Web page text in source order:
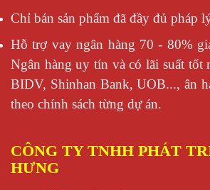
Chỉ bán sản phẩm đã đầy đủ pháp
Hỗ trợ vay ngân hàng 70 - 80%
Ngân hàng uy tín và có lãi suất tốt
BIDV, Shinhan Bank, UOB..., ân
theo chính sách từng dự án.
CÔNG TY TNHH PHÁT
HƯNG